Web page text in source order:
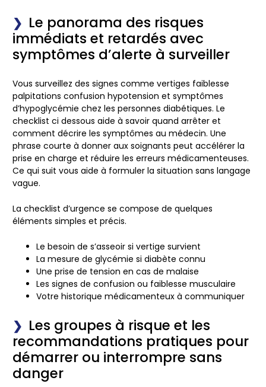
Le panorama des risques
immédiats et retardés avec
symptômes d’alerte à surveiller
Vous surveillez des signes comme vertiges faiblesse
palpitations confusion hypotension et symptômes
d’hypoglycémie chez les personnes diabétiques. Le
checklist ci dessous aide à savoir quand arrêter et
comment décrire les symptômes au médecin. Une
phrase courte à donner aux soignants peut accélérer la
prise en charge et réduire les erreurs médicamenteuses.
Ce qui suit vous aide à formuler la situation sans langage
vague.
La checklist d’urgence se compose de quelques
éléments simples et précis.
Le besoin de s’asseoir si vertige survient
La mesure de glycémie si diabète connu
Une prise de tension en cas de malaise
Les signes de confusion ou faiblesse musculaire
Votre historique médicamenteux à communiquer
Les groupes à risque et les
recommandations pratiques pour
démarrer ou interrompre sans
danger